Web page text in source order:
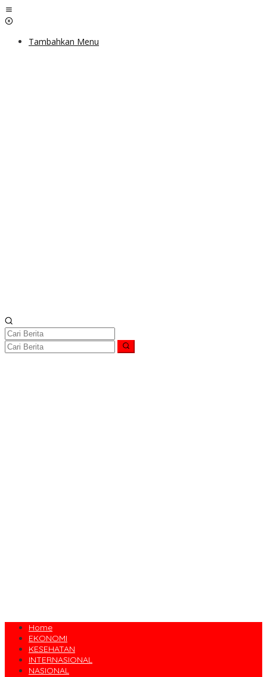
Lewati
ke
Tambahkan Menu
Home
EKONOMI
KESEHATAN
INTERNASIONAL
NASIONAL